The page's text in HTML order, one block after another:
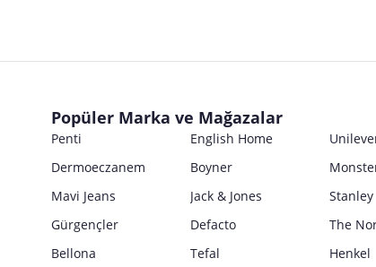
Popüler Marka ve Mağazalar
Penti English Home
Dermoeczanem
Boyner
Mavi Jeans
Jack & Jones
Stanley
Gürgençler
Defacto
The
Bellona
Tefal
Henkel